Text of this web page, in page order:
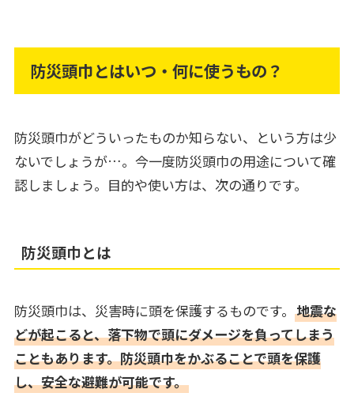
防災頭巾とはいつ・何に使うもの？
防災頭巾がどういったものか知らない、という方は少
ないでしょうが…。今一度防災頭巾の用途について確
認しましょう。目的や使い方は、次の通りです。
防災頭巾とは
防災頭巾は、災害時に頭を保護するものです。 地震な
どが起こると、落下物で頭にダメージを負ってしまう
こともあります。防災頭巾をかぶることで頭を保護
し、安全な避難が可能です。